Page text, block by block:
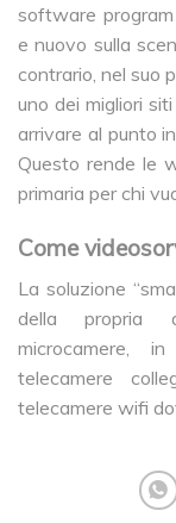
software
e nuovo sulla
contrario, nel suo
uno dei migliori
arrivare al punto
Questo rende le
primaria per chi
Come
La soluzione
della propria
microcamere,
telecamere
telecamere wifi